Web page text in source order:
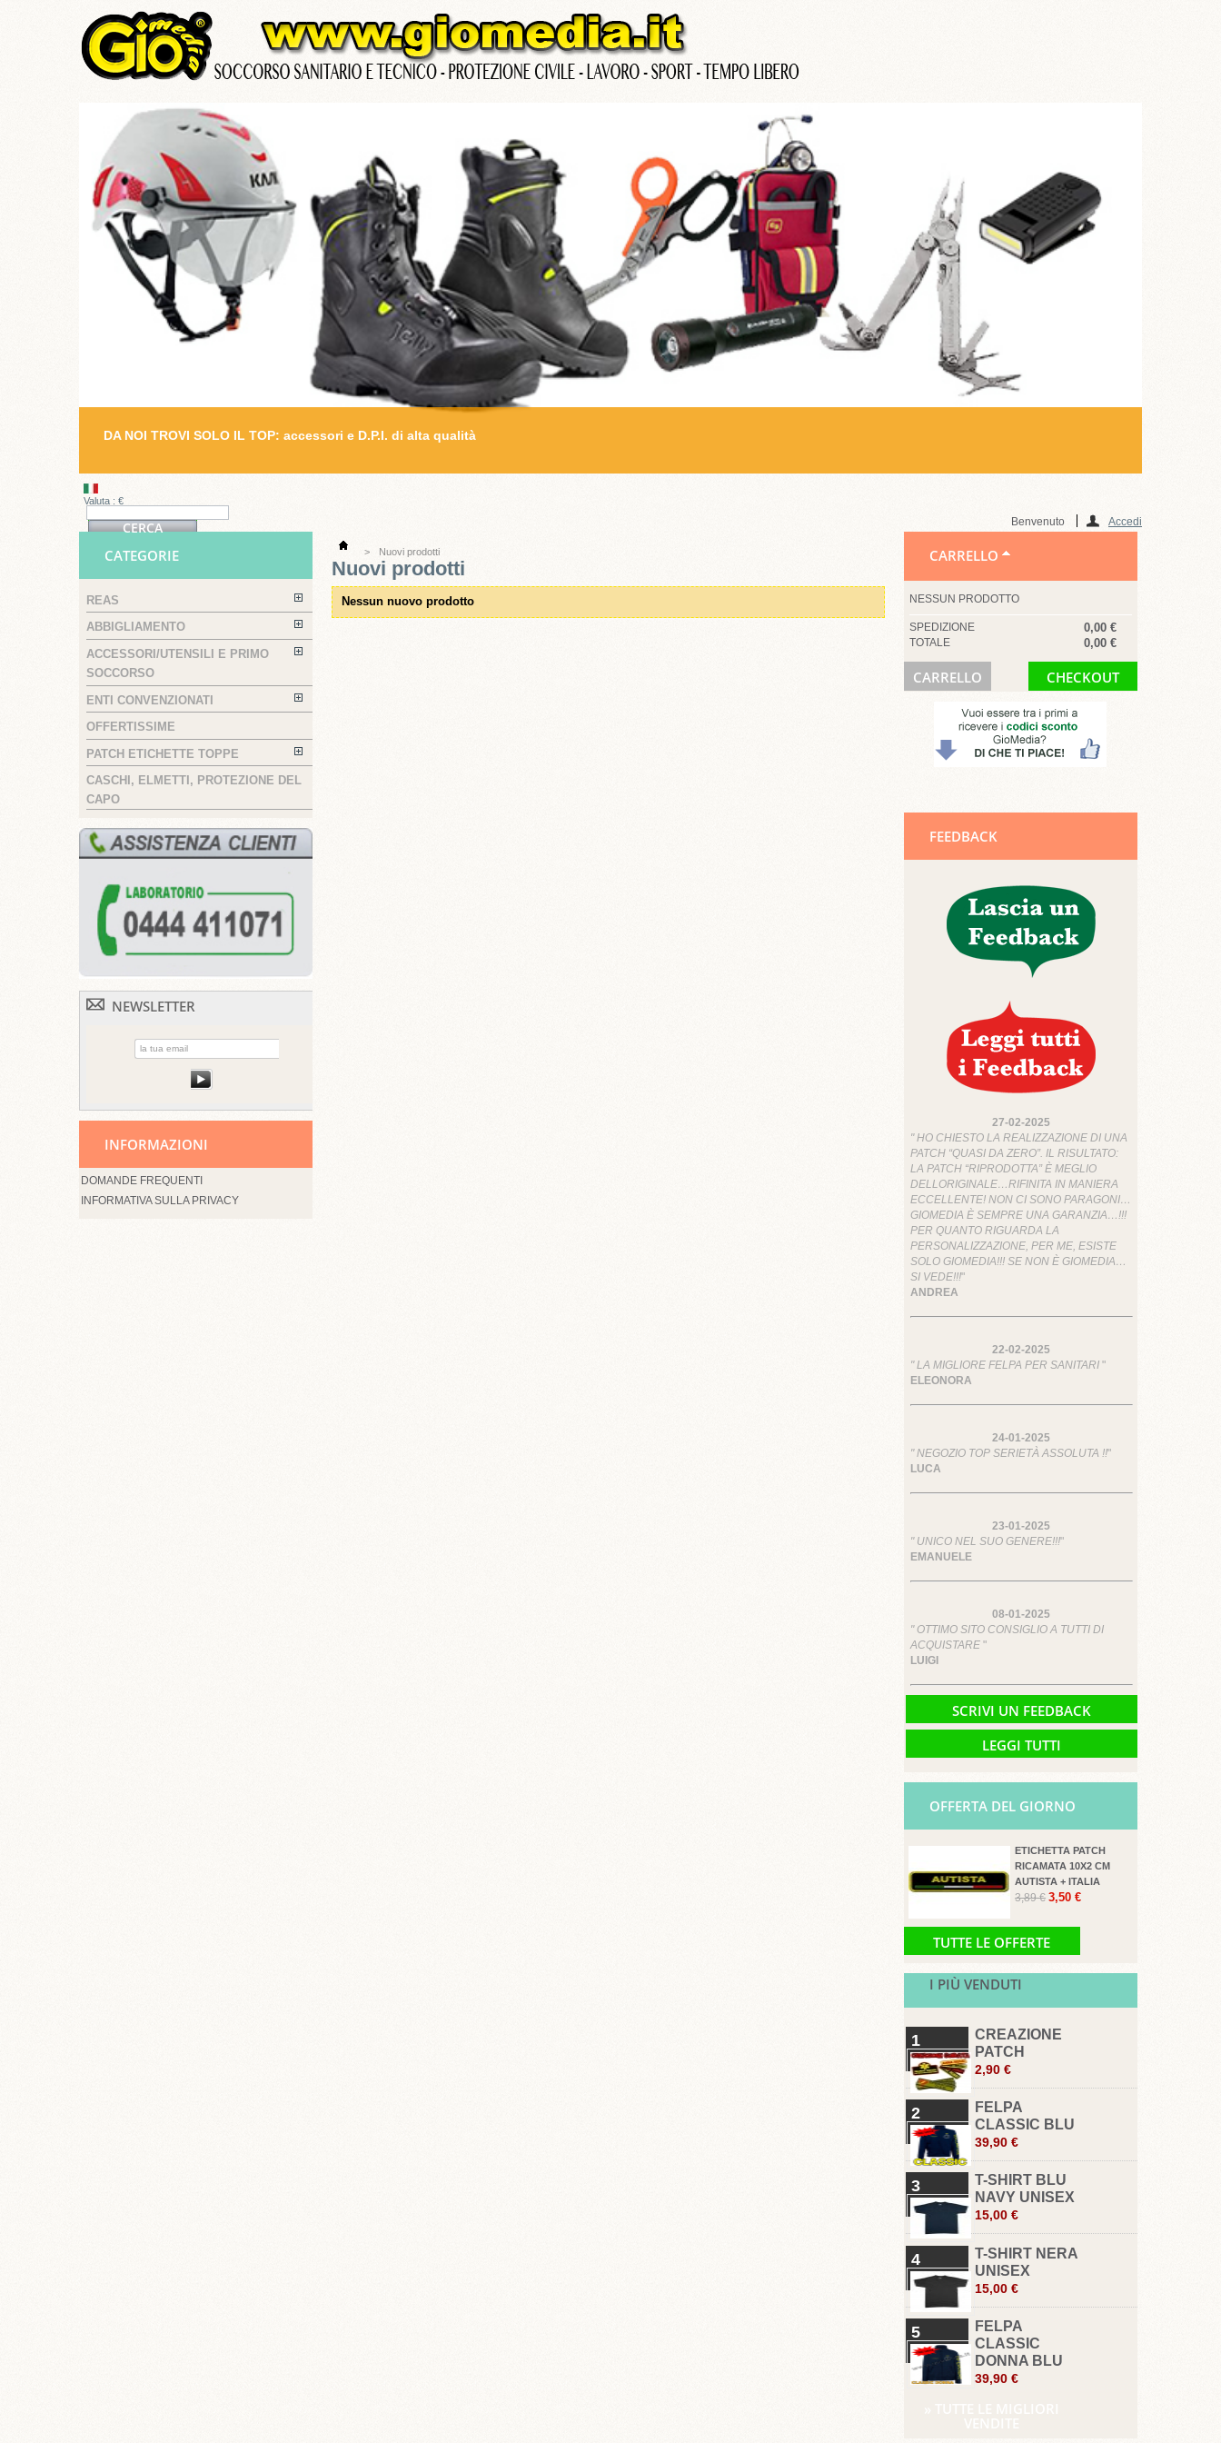
DA NOI TROVI SOLO IL TOP: accessori e D.P.I. di alta qualità
Valuta : €
Benvenuto Accedi
CATEGORIE
REAS
ABBIGLIAMENTO
ACCESSORI/UTENSILI E PRIMO
SOCCORSO
ENTI CONVENZIONATI
OFFERTISSIME
PATCH ETICHETTE TOPPE
CASCHI, ELMETTI, PROTEZIONE DEL
CAPO
NEWSLETTER
INFORMAZIONI
DOMANDE FREQUENTI
INFORMATIVA SULLA PRIVACY
> Nuovi prodotti
Nuovi prodotti
Nessun nuovo prodotto
CARRELLO
NESSUN PRODOTTO
0,00 €
SPEDIZIONE
0,00 €
TOTALE
CARRELLO CHECKOUT
FEEDBACK
27-02-2025
" HO CHIESTO LA REALIZZAZIONE DI UNA
PATCH “QUASI DA ZERO”. IL RISULTATO:
LA PATCH “RIPRODOTTA” È MEGLIO
DELLORIGINALE…RIFINITA IN MANIERA
ECCELLENTE! NON CI SONO PARAGONI…
GIOMEDIA È SEMPRE UNA GARANZIA…!!!
PER QUANTO RIGUARDA LA
PERSONALIZZAZIONE, PER ME, ESISTE
SOLO GIOMEDIA!!! SE NON È GIOMEDIA…
SI VEDE!!!"
ANDREA
22-02-2025
" LA MIGLIORE FELPA PER SANITARI "
ELEONORA
24-01-2025
" NEGOZIO TOP SERIETÀ ASSOLUTA !!"
LUCA
23-01-2025
" UNICO NEL SUO GENERE!!!"
EMANUELE
08-01-2025
" OTTIMO SITO CONSIGLIO A TUTTI DI
ACQUISTARE "
LUIGI
SCRIVI UN FEEDBACK
LEGGI TUTTI
OFFERTA DEL GIORNO
ETICHETTA PATCH
RICAMATA 10X2 CM
AUTISTA + ITALIA
3,89 € 3,50 €
TUTTE LE OFFERTE
I PIÙ VENDUTI
1
CREAZIONE
PATCH
2,90 €
2
FELPA
CLASSIC BLU
39,90 €
3
T-SHIRT BLU
NAVY UNISEX
15,00 €
4
T-SHIRT NERA
UNISEX
15,00 €
5
FELPA
CLASSIC
DONNA BLU
39,90 €